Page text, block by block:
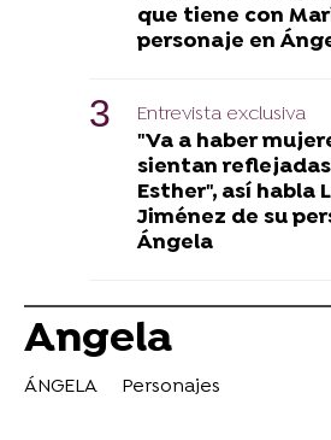
que tiene con
personaje en
Entrevista exclusiva
"Va a haber
sientan
Esther", así habla
Jiménez de su
Ángela
Angela
ÁNGELA Personajes